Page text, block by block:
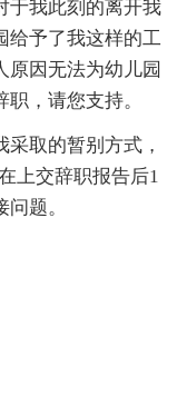
于我此刻的离开我
给予了我这样的工
原因无法为幼儿园
，请您支持。
取的暂别方式，
上交辞职报告后1
题。